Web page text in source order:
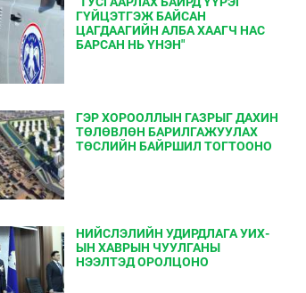
ГҮЙЦЭТГЭЖ БАЙСАН
ЦАГДААГИЙН АЛБА ХААГЧ НАС
БАРСАН НЬ ҮНЭН"
ГЭР ХОРООЛЛЫН ГАЗРЫГ ДАХИН
ТӨЛӨВЛӨН БАРИЛГАЖУУЛАХ
ТӨСЛИЙН БАЙРШИЛ ТОГТООНО
НИЙСЛЭЛИЙН УДИРДЛАГА УИХ-
ЫН ХАВРЫН ЧУУЛГАНЫ
НЭЭЛТЭД ОРОЛЦОНО